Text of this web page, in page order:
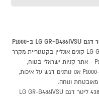
מקרר מקפיא עליון 438 ליטר דגם LG GR-B486IVSU קונים אונליין בקטגוריית מקרר
מקפיא עליון במחלקת מקררים ומקפיאים בP1000 - אתר קניות ישראלי בטוח,
משתלם ונוח המציע מוצרים מומלצים במבצע. ב-P1000 אנו נותנים דגש על איכות,
מאובטחת ונוחה.
אצלנו, קניות באינטרנט של מקרר מקפיא עליון 438 ליטר דגם LG GR-B486IVSU